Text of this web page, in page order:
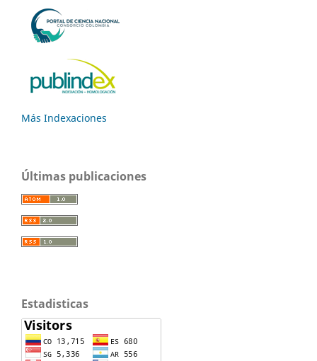
Más Indexaciones
Últimas publicaciones
Estadisticas